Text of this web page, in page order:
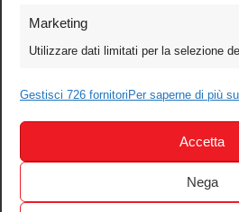
Marketing
Utilizzare dati limitati per la selezione
Gestisci 726 fornitori Per saperne di più
Accetta
Nega
Games
Test
Audio